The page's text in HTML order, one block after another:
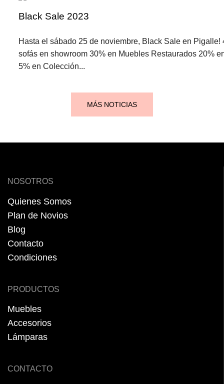
Black Sale 2023
Hasta el sábado 25 de noviembre, Black Sale en Pigalle!
sofás en showroom 30% en Muebles Restaurados 20%
5% en Colección...
MÁS NOTICIAS
NOSOTROS
Quienes Somos
Plan de Novios
Blog
Contacto
Condiciones
PRODUCTOS
Muebles
Accesorios
Lámparas
CONTACTO